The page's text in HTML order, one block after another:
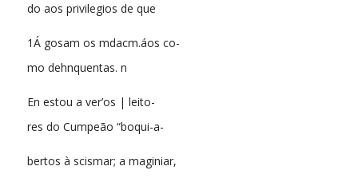
do aos privilegios de que
1Á gosam os mdacm.áos co-
mo dehnquentas. n
En estou a ver’os | leito-
res do Cumpeão “boqui-a-
bertos à scismar; a maginiar,